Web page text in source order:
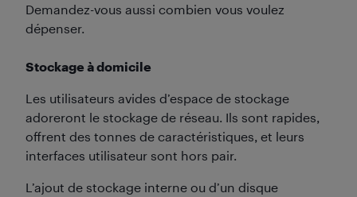
Demandez-vous aussi combien vous voulez
dépenser.
Stockage à domicile
Les utilisateurs avides d’espace de stockage
adoreront le stockage de réseau. Ils sont rapides,
offrent des tonnes de caractéristiques, et leurs
interfaces utilisateur sont hors pair.
L’ajout de stockage interne ou d’un disque